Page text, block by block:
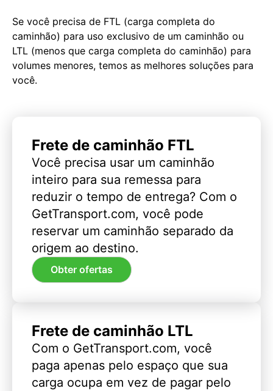
Se você precisa de FTL (carga completa do
caminhão) para uso exclusivo de um caminhão ou
LTL (menos que carga completa do caminhão) para
volumes menores, temos as melhores soluções para
você.
Frete de caminhão FTL
Você precisa usar um caminhão
inteiro para sua remessa para
reduzir o tempo de entrega? Com o
GetTransport.com, você pode
reservar um caminhão separado da
origem ao destino.
Obter ofertas
Frete de caminhão LTL
Com o GetTransport.com, você
paga apenas pelo espaço que sua
carga ocupa em vez de pagar pelo